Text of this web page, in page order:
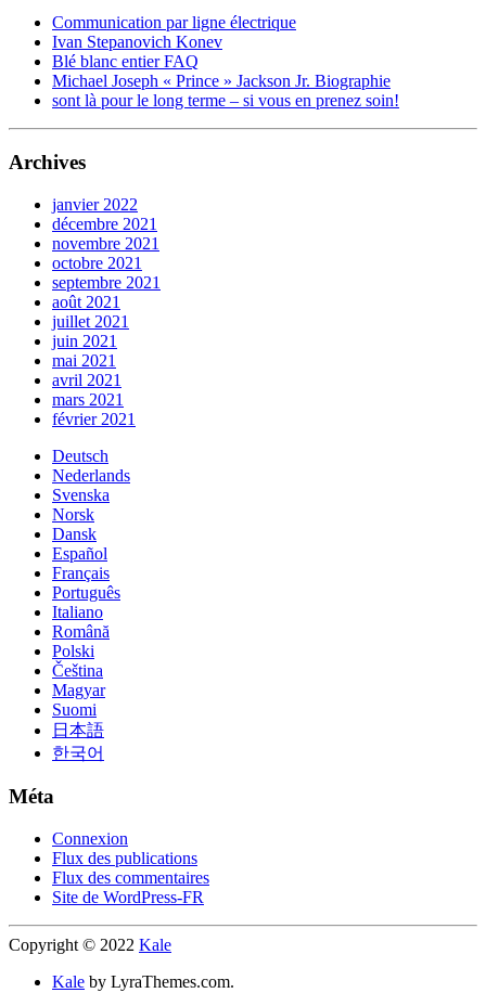
Communication par ligne électrique
Ivan Stepanovich Konev
Blé blanc entier FAQ
Michael Joseph « Prince » Jackson Jr. Biographie
sont là pour le long terme – si vous en prenez soin!
Archives
janvier 2022
décembre 2021
novembre 2021
octobre 2021
septembre 2021
août 2021
juillet 2021
juin 2021
mai 2021
avril 2021
mars 2021
février 2021
Deutsch
Nederlands
Svenska
Norsk
Dansk
Español
Français
Português
Italiano
Română
Polski
Čeština
Magyar
Suomi
日本語
한국어
Méta
Connexion
Flux des publications
Flux des commentaires
Site de WordPress-FR
Copyright © 2022 Kale
Kale by LyraThemes.com.